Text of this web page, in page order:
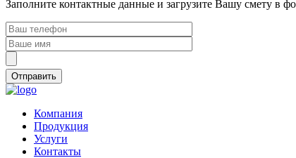
Заполните контактные данные и загрузите Вашу смету в
Компания
Продукция
Услуги
Контакты